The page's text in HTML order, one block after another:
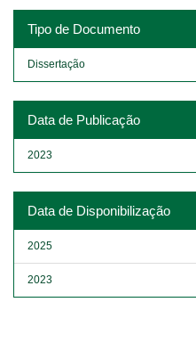
Tipo de Documento
Dissertação
Data de Publicação
2023
Data de Disponibilização
2025
2023